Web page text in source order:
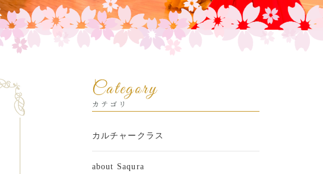
Category
カテゴリ
カルチャークラス
about Saqura